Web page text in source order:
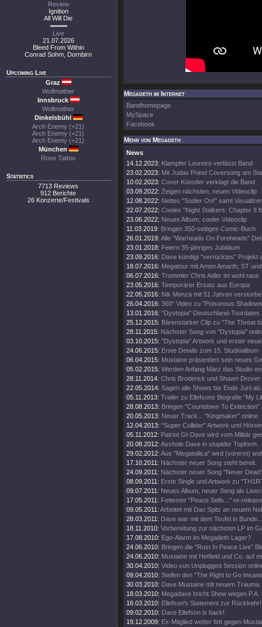
Review
Ignition
All Will Die
Live
21.07.2026
Bleed From Within
Conrad Sohm, Dornbirn
Upcoming Live
Graz
Wolfmother
Innsbruck
Wolfmother
Dinkelsbühl
Arch Enemy (+21)
Arch Enemy (+21)
Arch Enemy (+21)
München
Rose Tattoo
Statistics
7713 Reviews
912 Berichte
26 Konzerte/Festivals
Megadeth im Internet
Bandhomepage
MySpace
Facebook
Mehr von Megadeth
News
14.12.2023: Klampfer Loureiro verlässt Band
23.02.2023: Mit Judas Priest Coversong am
10.02.2023: Cover Künstler verklagt die Band
03.09.2022: Zeigen nächsten, neuen Videoclip
12.08.2022: Nettes "Sodier On!" samt Visualizer
22.07.2022: Cooles "Night Stalkers: Chapter II
23.06.2022: Neues Album, cooler Videoclip
11.03.2019: Bringen 350-seitiges Comic-Buch
26.01.2019: Alle "Warheads On Foreheads"
23.01.2018: Feiern 35-jähriges Jubiläum
23.09.2016: Dave kündigt "verrücktes" Projekt
18.07.2016: Megatour mit Amon Amarth, ST
06.07.2016: Trommler Chris Adler ist wohl raus
23.05.2016: Temporärer Ersatz aus Europa
22.05.2016: Nik Menza mit 51 Jahren
26.04.2016: 360° Video zu "Poisonous
13.01.2016: "Dystopia" Deutschland-Tourdates.
25.12.2015: Bärenstarker Clip zu "The Threat
28.11.2015: Nächster Song von "Dystopia"
03.10.2015: "Dystopia" Artwork und erster
24.06.2015: Erste Details zum 15. Studioalbum
06.04.2015: Mustaine präsentiert sein neues
05.02.2015: Werden Anfang März das Studio
28.11.2014: Chris Broderick und Shawn
22.05.2014: Sagen alle Shows bis Ende Juni ab.
05.11.2013: Trailer zu Ellefsons Biografie "My
28.08.2013: Bringen "Countdown To Extinction"
20.05.2013: Neuer Track... "Kingmaker" online
12.04.2013: "Super Collider" Artwork und
05.11.2012: Patriot GI-Dave wird vom Militär
20.08.2012: Asshole Dave in stupider Topform.
29.02.2012: Aus "Megatallica" wird (vorerst)
17.10.2011: Nächster neuer Song steht bereit.
24.09.2011: Nächster neuer Song "Never
08.09.2011: Erste Single und Artwork zu
09.07.2011: Neues Album, neuer Song als
17.05.2011: Fettester "Peace Sells..." re-
09.05.2011: Arbeitet mit Dan Spitz an neuem
28.03.2011: Dave war mit dem Teufel in Bunde...
18.11.2010: Vorbereitung zur nächsten LP im
17.08.2010: Ego-Alarm im Megadeth Lager?
24.06.2010: Bringen die "Rust In Peace Live"
24.06.2010: Mustaine mit Hetfield und Co. auf
30.04.2010: Video von Unplugged Session
09.04.2010: Stellen den "The Right to Go
30.03.2010: Dave Mustaine mit neuem Trauma.
18.03.2010: Megadave bricht Show wegen P.A.
16.03.2010: Ellefson's Statement zur Rückkehr!
09.02.2010: Dave Ellefson is back!
19.12.2009: Ex-Mitglied wetter fett gegen